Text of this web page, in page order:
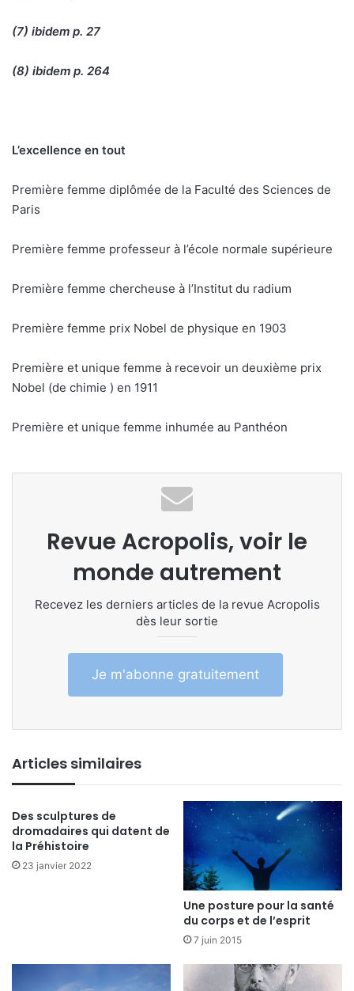
(7) ibidem p. 27
(8) ibidem p. 264
L’excellence en tout
Première femme diplômée de la Faculté des Sciences de
Paris
Première femme professeur à l’école normale supérieure
Première femme chercheuse à l’Institut du radium
Première femme prix Nobel de physique en 1903
Première et unique femme à recevoir un deuxième prix
Nobel (de chimie ) en 1911
Première et unique femme inhumée au Panthéon
Revue Acropolis, voir le
monde autrement
Recevez les derniers articles de la revue Acropolis
dès leur sortie
Je m'abonne gratuitement
Articles similaires
Des sculptures de
dromadaires qui datent de
la Préhistoire
23 janvier 2022
Une posture pour la santé
du corps et de l’esprit
7 juin 2015